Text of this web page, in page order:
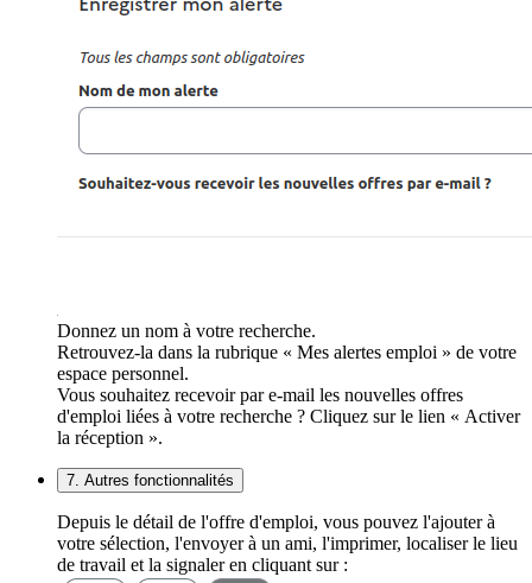
Donnez un nom à votre recherche.
Retrouvez-la dans la rubrique « Mes alertes emploi » de votre
espace personnel.
Vous souhaitez recevoir par e-mail les nouvelles offres
d'emploi liées à votre recherche ? Cliquez sur le lien « Activer
la réception ».
7. Autres fonctionnalités
Depuis le détail de l'offre d'emploi, vous pouvez l'ajouter à
votre sélection, l'envoyer à un ami, l'imprimer, localiser le lieu
de travail et la signaler en cliquant sur :